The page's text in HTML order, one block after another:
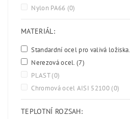
Nylon PA66 (0)
MATERIÁL:
Standardní ocel pro valivá ložiska.
Nerezová ocel.(7)
PLAST(0)
Chromová ocel AISI 52100 (0)
TEPLOTNÍ ROZSAH: